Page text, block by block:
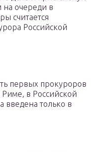
на очереди в
считается
Российской
первых прокуроров
в Российской
введена только в